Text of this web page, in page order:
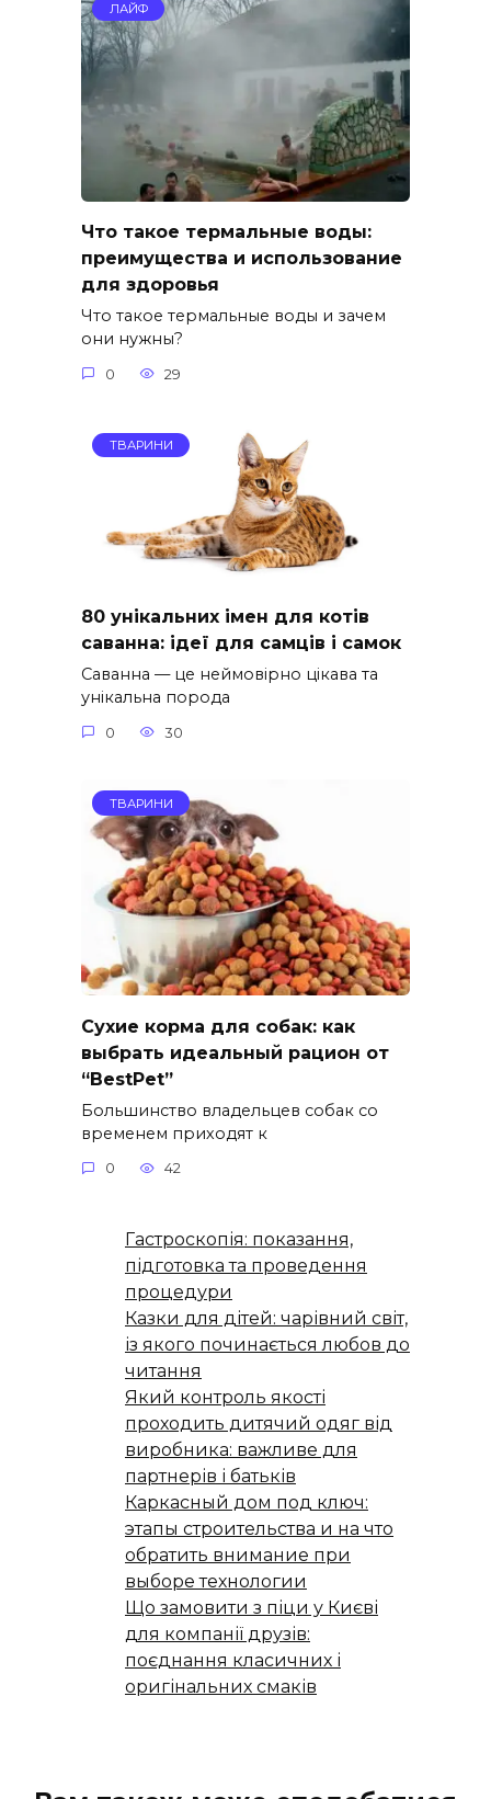
ЛАЙФ
Что такое термальные воды:
преимущества и использование
для здоровья
Что такое термальные воды и зачем
они нужны?
0 29
ТВАРИНИ
80 унікальних імен для котів
саванна: ідеї для самців і самок
Саванна — це неймовірно цікава та
унікальна порода
0 30
ТВАРИНИ
Сухие корма для собак: как
выбрать идеальный рацион от
“BestPet”
Большинство владельцев собак со
временем приходят к
0 42
Гастроскопія: показання,
підготовка та проведення
процедури
Казки для дітей: чарівний світ,
із якого починається любов до
читання
Який контроль якості
проходить дитячий одяг від
виробника: важливе для
партнерів і батьків
Каркасный дом под ключ:
этапы строительства и на что
обратить внимание при
выборе технологии
Що замовити з піци у Києві
для компанії друзів:
поєднання класичних і
оригінальних смаків